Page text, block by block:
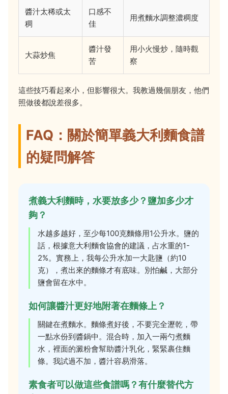
醬汁太稀或太
稠
口感不
佳
用煮麵水調整濃稠度
大蒜炒焦
醬汁發
苦
用小火慢炒，隨時觀
察
這些技巧看起來小，但影響很大。我教過幾個朋友，他們
照做後都說差很多。
FAQ：關於簡單義大利麵食譜
的疑問解答
煮義大利麵時，水要放多少？鹽加多少才
夠？
水越多越好，至少每100克麵條用1公升水。鹽的
話，根據意大利麵食協會的建議，占水重的1-
2%。實務上，我每公升水加一大匙鹽（約10
克），煮出來的麵條才有底味。別怕鹹，大部分
鹽會留在水中。
如何讓醬汁更好地附著在麵條上？
關鍵在煮麵水。麵條煮好後，不要完全瀝乾，帶
一點水份到醬鍋中。混合時，加入一兩勺煮麵
水，裡面的澱粉會幫助醬汁乳化，緊緊裹住麵
條。我試過不加，醬汁容易滑落。
素食者可以做這些食譜嗎？有什麼替代方